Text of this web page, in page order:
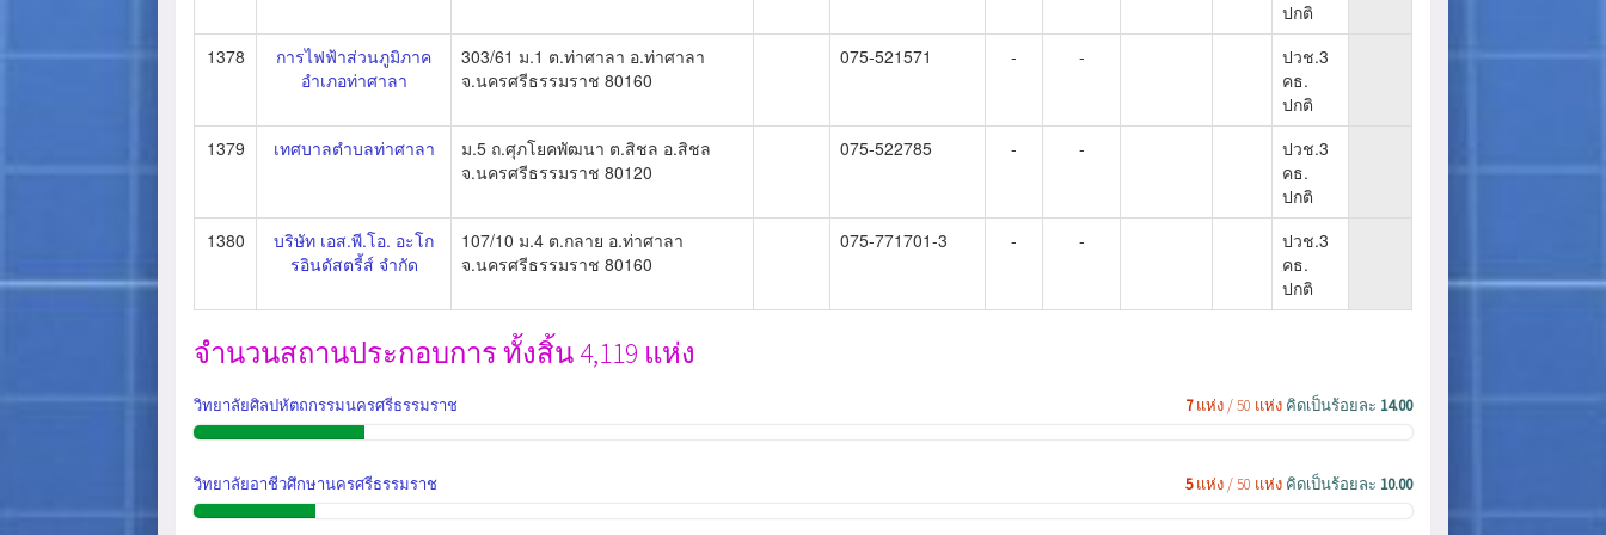
ปกติ
1378
การไฟฟ้าส่วนภูมิภาค
อำเภอท่าศาลา
303/61 ม.1 ต.ท่าศาลา อ.ท่าศาลา
จ.นครศรีธรรมราช 80160
075-521571 - -
ปวช.3
คธ.
ปกติ
1379
เทศบาลตำบลท่าศาลา
ม.5 ถ.ศุภโยคพัฒนา ต.สิชล อ.สิชล
จ.นครศรีธรรมราช 80120
075-522785 - -
ปวช.3
คธ.
ปกติ
1380
บริษัท เอส.พี.โอ. อะโก
รอินดัสตรี้ส์ จำกัด
107/10 ม.4 ต.กลาย อ.ท่าศาลา
จ.นครศรีธรรมราช 80160
075-771701-3 - -
ปวช.3
คธ.
ปกติ
จำนวนสถานประกอบการ ทั้งสิ้น 4,119 แห่ง
วิทยาลัยศิลปหัตถกรรมนครศรีธรรมราช 7แห่ง / 50 แห่ง คิดเป็นร้อยละ 14.00
วิทยาลัยอาชีวศึกษานครศรีธรรมราช 5แห่ง / 50 แห่ง คิดเป็นร้อยละ 10.00